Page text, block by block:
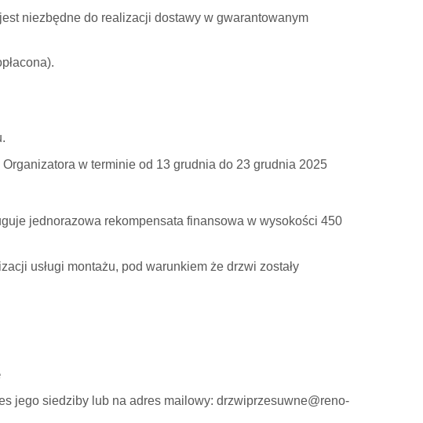
niezbędne do realizacji dostawy w gwarantowanym
w terminie od 13 grudnia do 23 grudnia 2025
jednorazowa rekompensata finansowa w wysokości 450
usługi montażu, pod warunkiem że drzwi zostały
jego siedziby lub na adres mailowy: drzwiprzesuwne@reno-